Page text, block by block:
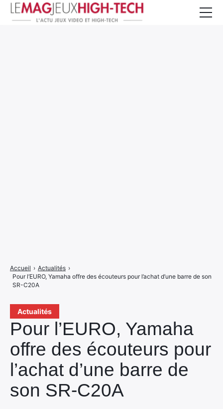
Actualités
Pour l’EURO, Yamaha
offre des écouteurs pour
l’achat d’une barre de
son SR-C20A
Accueil › Actualités ›
Pour l’EURO, Yamaha offre des écouteurs pour l’achat d’une barre de son
SR-C20A